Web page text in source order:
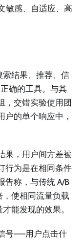
敏感、自适应、高
结果、推荐、信
确的工具。与其
，交错实验使用团
户的单个响应中，
果，用户间方差被
行为是在相同条件
告称，与传统 A/B
使相同流量负载
能发现的效果。
号——用户点击什